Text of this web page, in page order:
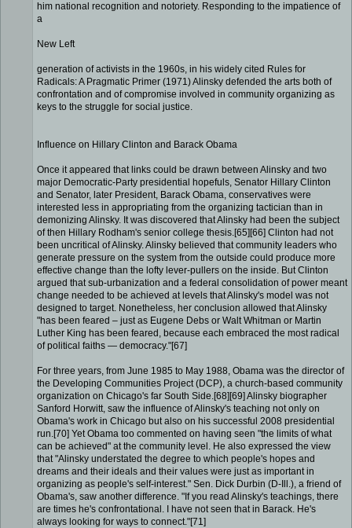
him national recognition and notoriety. Responding to the impatience of
a
New Left
generation of activists in the 1960s, in his widely cited Rules for
Radicals: A Pragmatic Primer (1971) Alinsky defended the arts both of
confrontation and of compromise involved in community organizing as
keys to the struggle for social justice.
Influence on Hillary Clinton and Barack Obama
Once it appeared that links could be drawn between Alinsky and two
major Democratic-Party presidential hopefuls, Senator Hillary Clinton
and Senator, later President, Barack Obama, conservatives were
interested less in appropriating from the organizing tactician than in
demonizing Alinsky. It was discovered that Alinsky had been the subject
of then Hillary Rodham's senior college thesis.[65][66] Clinton had not
been uncritical of Alinsky. Alinsky believed that community leaders who
generate pressure on the system from the outside could produce more
effective change than the lofty lever-pullers on the inside. But Clinton
argued that sub-urbanization and a federal consolidation of power meant
change needed to be achieved at levels that Alinsky's model was not
designed to target. Nonetheless, her conclusion allowed that Alinsky
"has been feared – just as Eugene Debs or Walt Whitman or Martin
Luther King has been feared, because each embraced the most radical
of political faiths — democracy."[67]
For three years, from June 1985 to May 1988, Obama was the director of
the Developing Communities Project (DCP), a church-based community
organization on Chicago's far South Side.[68][69] Alinsky biographer
Sanford Horwitt, saw the influence of Alinsky's teaching not only on
Obama's work in Chicago but also on his successful 2008 presidential
run.[70] Yet Obama too commented on having seen "the limits of what
can be achieved" at the community level. He also expressed the view
that "Alinsky understated the degree to which people's hopes and
dreams and their ideals and their values were just as important in
organizing as people's self-interest." Sen. Dick Durbin (D-Ill.), a friend of
Obama's, saw another difference. "If you read Alinsky's teachings, there
are times he's confrontational. I have not seen that in Barack. He's
always looking for ways to connect."[71]